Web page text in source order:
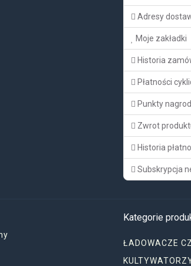
Adresy
Moje zakładki
Historia
Płatności
Punkty
Zwrot
Historia
Subskrypcja
Kategorie
ŁADOWACZE